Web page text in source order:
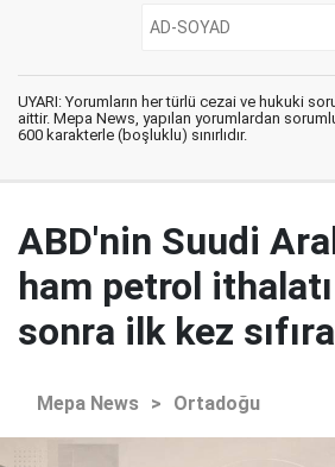
UYARI: Yorumların her türlü cezai ve hukuki
aittir. Mepa News, yapılan yorumlardan
600 karakterle (boşluklu) sınırlıdır.
ABD'nin Suudi
ham petrol ithalatı
sonra ilk kez
Mepa News > Ortadoğu